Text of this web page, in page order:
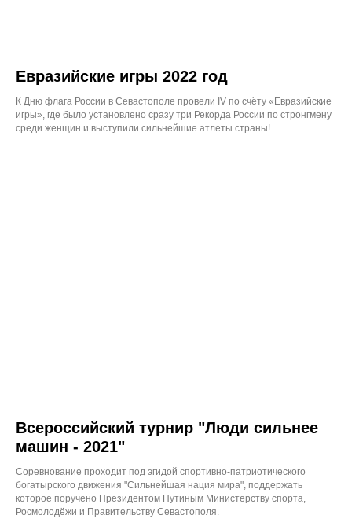
Евразийские игры 2022 год
К Дню флага России в Севастополе провели IV по счёту «Евразийские
игры», где было установлено сразу три Рекорда России по стронгмену
среди женщин и выступили сильнейшие атлеты страны!
Всероссийский турнир "Люди сильнее
машин - 2021"
Соревнование проходит под эгидой спортивно-патриотического
богатырского движения "Сильнейшая нация мира", поддержать
которое поручено Президентом Путиным Министерству спорта,
Росмолодёжи и Правительству Севастополя.
Обязательный опрос
участников движения СНМ